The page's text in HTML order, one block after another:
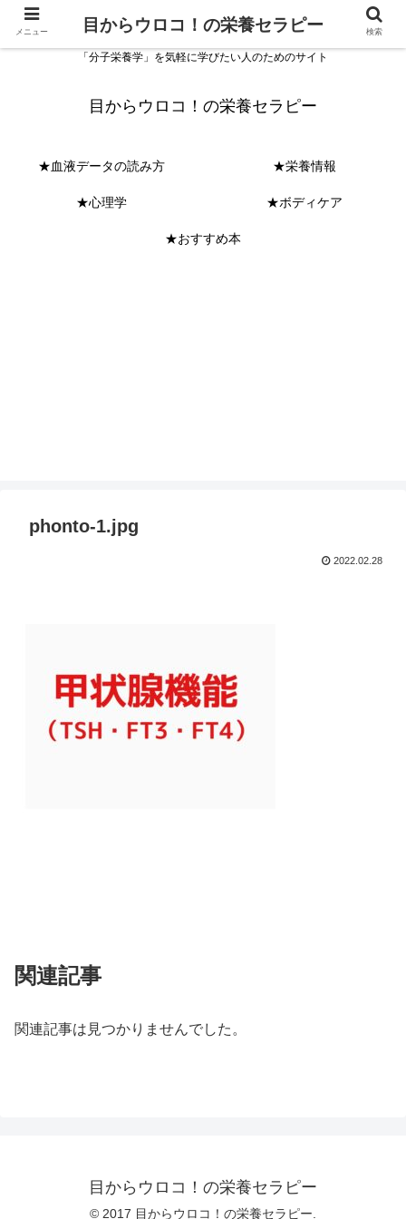
「分子栄養学」を気軽に学びたい人のためのサイト
目からウロコ！の栄養セラピー
★血液データの読み方 ★栄養情報
★心理学 ★ボディケア
★おすすめ本
phonto-1.jpg
2022.02.28
関連記事
関連記事は見つかりませんでした。
目からウロコ！の栄養セラピー
© 2017 目からウロコ！の栄養セラピー.
メニュー 目からウロコ！の栄養セラピー 検索